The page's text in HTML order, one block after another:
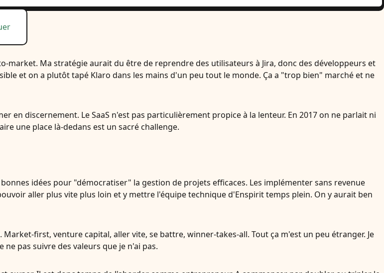
market. Ma stratégie aurait du être de reprendre des utilisateurs à Jira, donc des développeurs et
et on a plutôt tapé Klaro dans les mains d'un peu tout le monde. Ça a "trop bien" marché et ne
en discernement. Le SaaS n'est pas particulièrement propice à la lenteur. En 2017 on ne parlait ni
une place là-dedans est un sacré challenge.
idées pour "démocratiser" la gestion de projets efficaces. Les implémenter sans revenue
aller plus vite plus loin et y mettre l'équipe technique d'Enspirit temps plein. On y aurait ben
first, venture capital, aller vite, se battre, winner-takes-all. Tout ça m'est un peu étranger. Je
pas suivre des valeurs que je n'ai pas.